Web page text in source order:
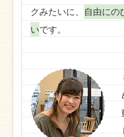
クみたいに、
自由にの
いです。